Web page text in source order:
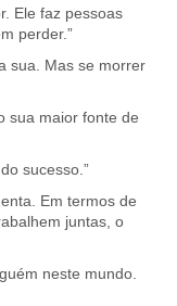
Ele faz pessoas
perder.”
sua. Mas se morrer
sua maior fonte de
sucesso.”
Em termos de
juntas, o
neste mundo.